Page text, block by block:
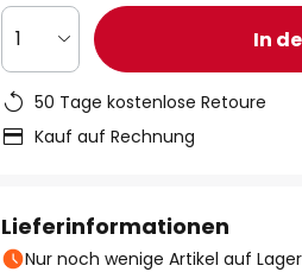
1 In
50 Tage kostenlose Retoure
Kauf auf Rechnung
Lieferinformationen
Nur noch wenige Artikel auf Lager